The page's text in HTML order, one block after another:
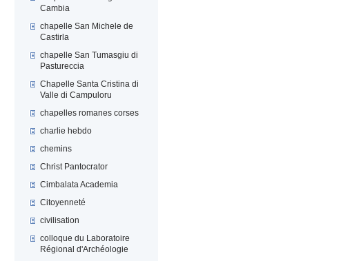
Cambia
chapelle San Michele de
Castirla
chapelle San Tumasgiu di
Pastureccia
Chapelle Santa Cristina di
Valle di Campuloru
chapelles romanes corses
charlie hebdo
chemins
Christ Pantocrator
Cimbalata Academia
Citoyenneté
civilisation
colloque du Laboratoire
Régional d'Archéologie